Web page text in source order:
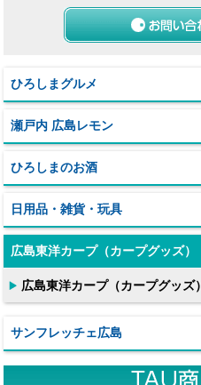
ひろしまグルメ
瀬戸内 広島レモン
ひろしまのお酒
日用品・雑貨・玩具
広島東洋カープ（カープグッズ）
広島東洋カープ（カープグッズ）
サンフレッチェ広島